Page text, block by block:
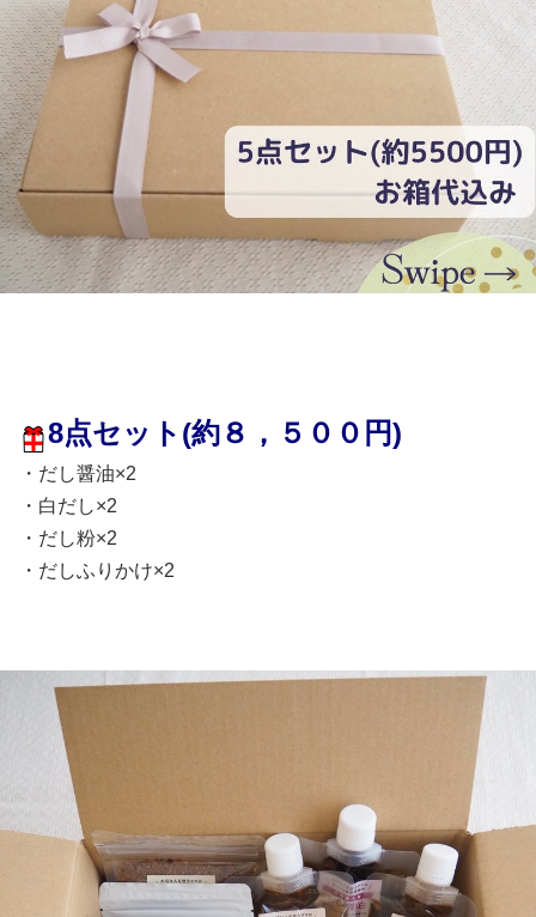
8点セット(約８，５００円)
・だし醤油×2
・白だし×2
・だし粉×2
・だしふりかけ×2